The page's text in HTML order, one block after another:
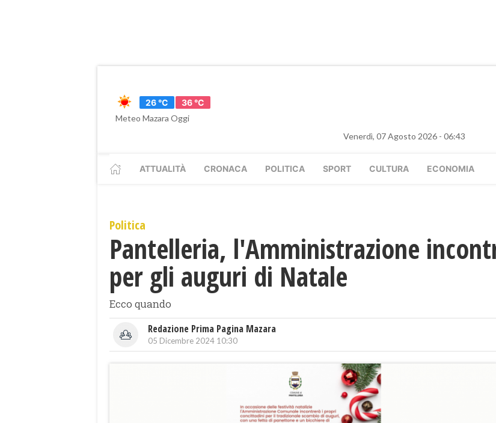
26 °C
36 °C
Meteo Mazara Oggi
Venerdì, 07 Agosto 2026 - 06:43
ATTUALITÀ CRONACA POLITICA SPORT CULTURA ECONOMIA
Politica
Pantelleria, l'Amministrazione
per gli auguri di Natale
Ecco quando
Redazione Prima Pagina Mazara
05 Dicembre 2024 10:30